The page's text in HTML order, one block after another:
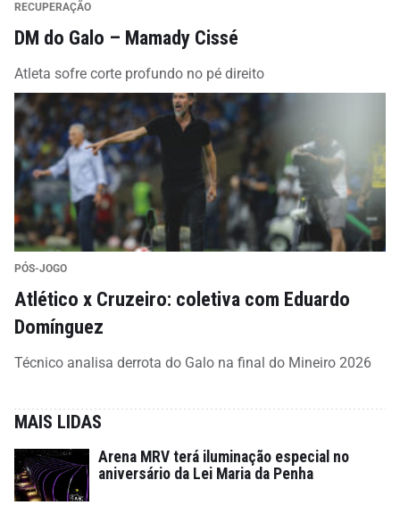
RECUPERAÇÃO
DM do Galo – Mamady Cissé
Atleta sofre corte profundo no pé direito
PÓS-JOGO
Atlético x Cruzeiro: coletiva com Eduardo
Domínguez
Técnico analisa derrota do Galo na final do Mineiro 2026
MAIS LIDAS
Arena MRV terá iluminação especial no
aniversário da Lei Maria da Penha